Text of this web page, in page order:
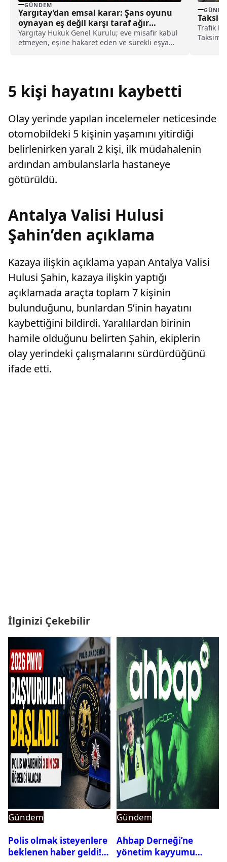
GÜNDEM
Yargıtay’dan emsal karar: Şans oyunu
oynayan eş değil karşı taraf ağır
kusurlu sayıldı
Yargıtay Hukuk Genel Kurulu; eve misafir kabul
etmeyen, eşine hakaret eden ve sürekli eşya
Trafik
Taksim
5 kişi hayatını kaybetti
Olay yerinde yapılan incelemeler neticesinde
otomobildeki 5 kişinin yaşamını yitirdiği
belirlenirken yaralı 2 kişi, ilk müdahalenin
ardından ambulanslarla hastaneye
götürüldü.
Antalya Valisi Hulusi
Şahin’den açıklama
Kazaya ilişkin açıklama yapan Antalya Valisi
Hulusi Şahin, kazaya ilişkin yaptığı
açıklamada araçta toplam 7 kişinin
bulunduğunu, bunlardan 5’inin hayatını
kaybettiğini bildirdi. Yaralılardan birinin
hamile olduğunu belirten Şahin, ekiplerin
olay yerindeki çalışmalarını sürdürdüğünü
ifade etti.
İlginizi Çekebilir
Gündem
Polis olmak isteyenlere
beklenen haber geldi!
Gündem
Ahbap Derneği’ne
yönetim kayyumu